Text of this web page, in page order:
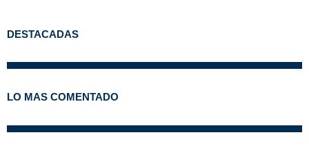
DESTACADAS
LO MAS COMENTADO